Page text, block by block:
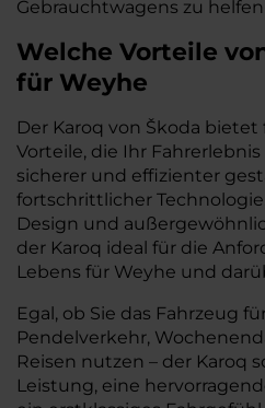
Gebrauchtwagens zu
Welche Vorteile
für Weyhe
Der Karoq von Škoda
Vorteile, die Ihr
sicherer und effizienter
fortschrittlicher
Design und
der Karoq ideal für die
Lebens für Weyhe und
Egal, ob Sie das Fahrzeug
Pendelverkehr,
Reisen nutzen – der Karoq
Leistung, eine